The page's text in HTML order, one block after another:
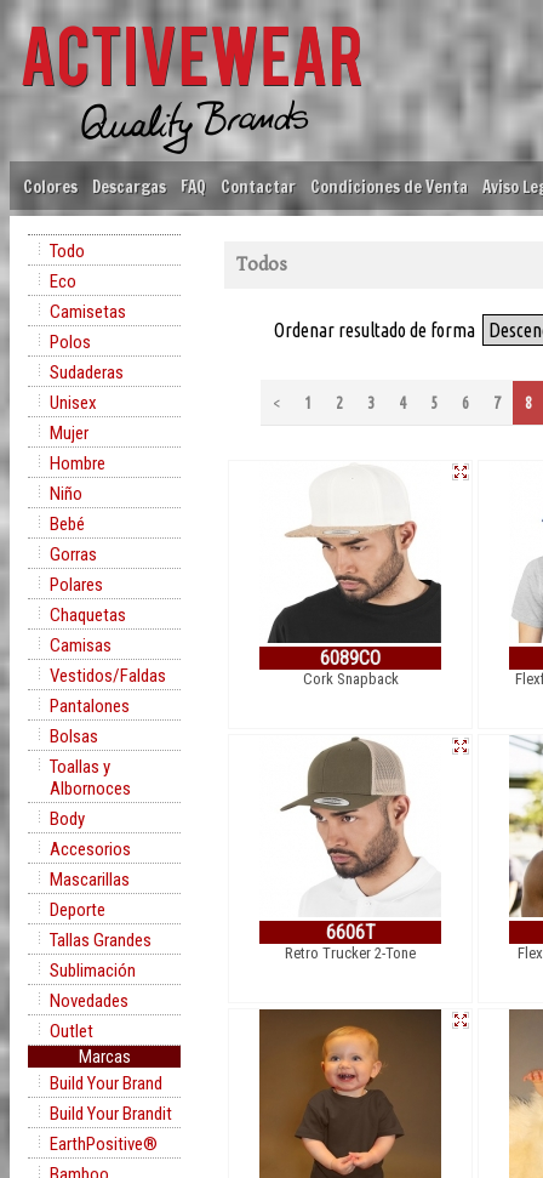
Colores Descargas FAQ Contactar Condiciones de Venta Aviso
Todo
Eco
Camisetas
Polos
Sudaderas
Unisex
Mujer
Hombre
Niño
Bebé
Gorras
Polares
Chaquetas
Camisas
Vestidos/Faldas
Pantalones
Bolsas
Toallas y
Albornoces
Body
Accesorios
Mascarillas
Deporte
Tallas Grandes
Sublimación
Novedades
Outlet
Marcas
Build Your Brand
Build Your Brandit
EarthPositive®
Todos
Ordenar resultado de forma
< 1 2 3 4 5 6 7 8
6089CO
Cork Snapback
6606T
Retro Trucker 2-Tone